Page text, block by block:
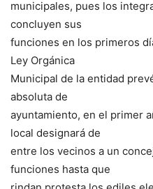
municipales, pues los
concluyen sus
funciones en los primeros
Ley Orgánica
Municipal de la entidad
absoluta de
ayuntamiento, en el primer
local designará de
entre los vecinos a un
funciones hasta que